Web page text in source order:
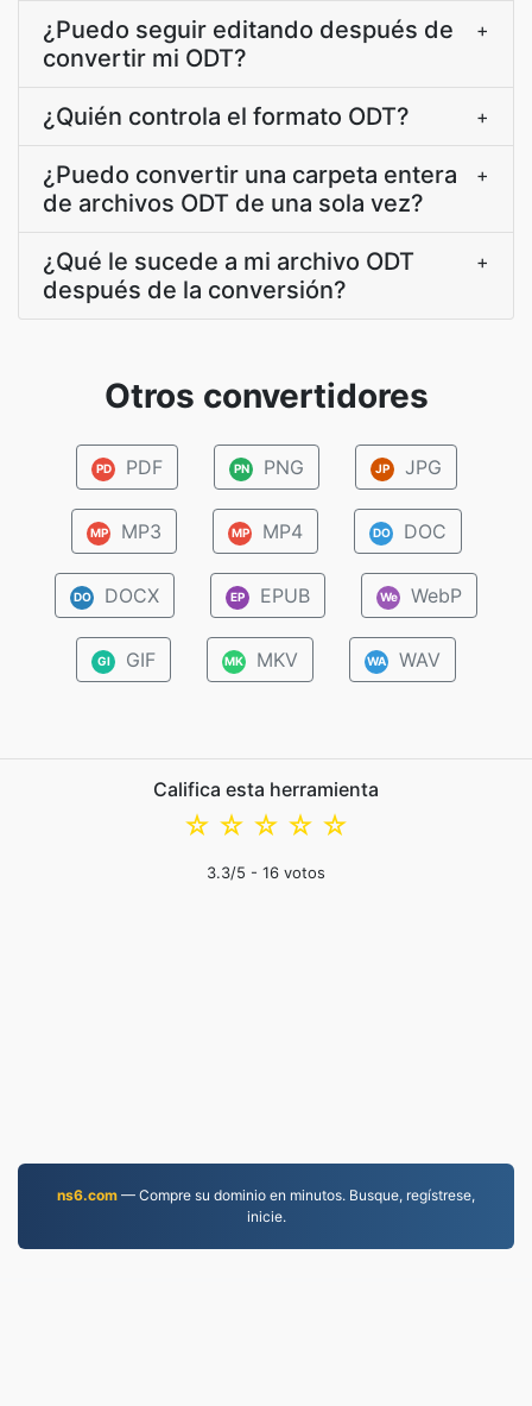
¿Puedo seguir editando después de
convertir mi ODT?
+
¿Quién controla el formato ODT? +
¿Puedo convertir una carpeta entera
de archivos ODT de una sola vez?
+
¿Qué le sucede a mi archivo ODT
después de la conversión?
+
Otros convertidores
PD PDF PN PNG JP JPG
MP MP3 MP MP4 DO DOC
DO DOCX EP EPUB We WebP
GI GIF MK MKV WA WAV
Califica esta herramienta
☆
☆
☆
☆
☆
3.3/5 - 16 votos
ns6.com — Compre su dominio en minutos. Busque, regístrese,
inicie.